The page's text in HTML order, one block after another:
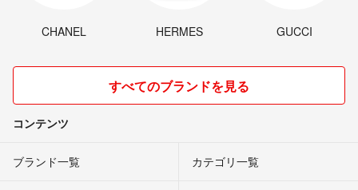
CHANEL HERMES GUCCI
すべてのブランドを見る
コンテンツ
ブランド一覧 カテゴリ一覧